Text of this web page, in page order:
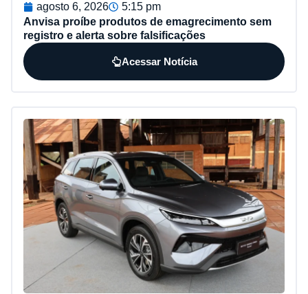
agosto 6, 2026
5:15 pm
Anvisa proíbe produtos de emagrecimento sem
registro e alerta sobre falsificações
Acessar Notícia